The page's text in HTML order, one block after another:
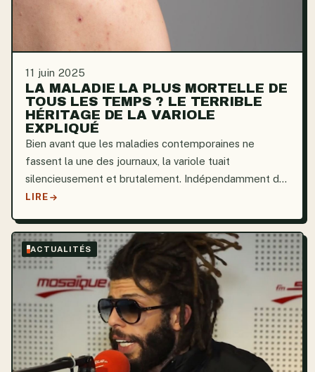
11 juin 2025
LA MALADIE LA PLUS MORTELLE DE
TOUS LES TEMPS ? LE TERRIBLE
HÉRITAGE DE LA VARIOLE
EXPLIQUÉ
Bien avant que les maladies contemporaines ne
fassent la une des journaux, la variole tuait
silencieusement et brutalement. Indépendamment de
la classe sociale, elle ravageait la royauté européenne,
LIRE
ACTUALITÉS